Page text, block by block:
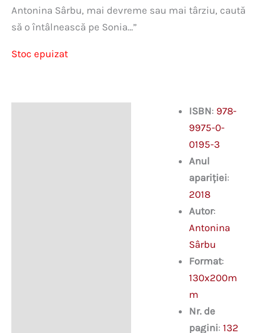
Antonina Sârbu, mai devreme sau mai târziu, caută
să o întâlnească pe Sonia…”
Stoc epuizat
ISBN: 978-
9975-0-
0195-3
Anul
apariției:
2018
Autor:
Antonina
Sârbu
Format:
130x200m
m
Nr. de
pagini: 132